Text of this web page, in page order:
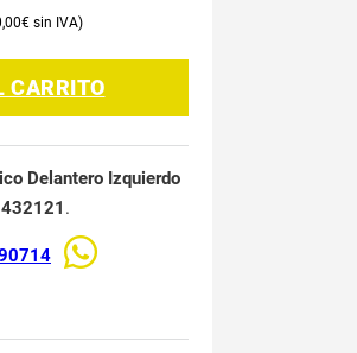
€
CARRITO
Delantero Izquierdo
.